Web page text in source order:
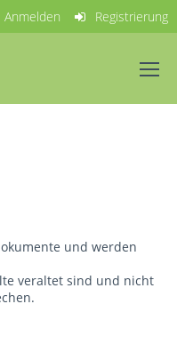
Anmelden Registrierung
und werden
veraltet sind und nicht